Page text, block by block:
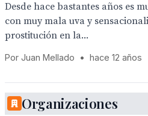
Desde hace bastantes años es
con muy mala uva y
prostitución en la...
Por Juan Mellado • hace 12 años
Organizaciones